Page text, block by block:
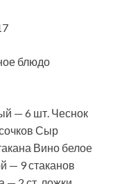
блюдо
— 6 шт. Чеснок
Сыр
Вино белое
— 9 стаканов